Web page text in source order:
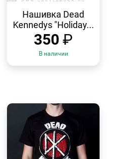
ПРОСМОТР
Нашивка Dead
Kennedys "Holiday...
350 ₽
В наличии